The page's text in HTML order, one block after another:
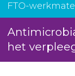
Projecten
Over IVM
Actueel
FTO-
het